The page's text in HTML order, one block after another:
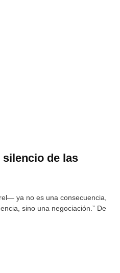
de las
ya no es una consecuencia,
sino una negociación.” De